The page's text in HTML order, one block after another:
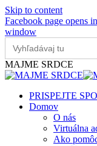
Skip to content
Facebook page opens
window
Search
for:
MAJME SRDCE
PRISPEJTE
Domov
O nás
Virtuálna
Ako